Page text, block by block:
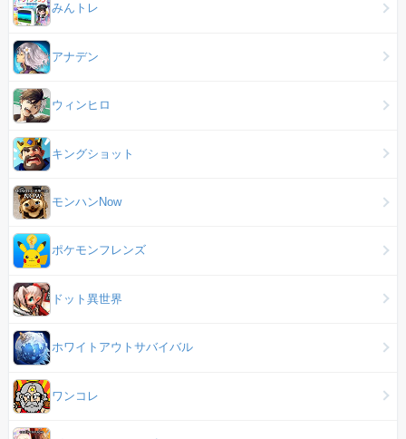
みんトレ
アナデン
ウィンヒロ
キングショット
モンハンNow
ポケモンフレンズ
ドット異世界
ホワイトアウトサバイバル
ワンコレ